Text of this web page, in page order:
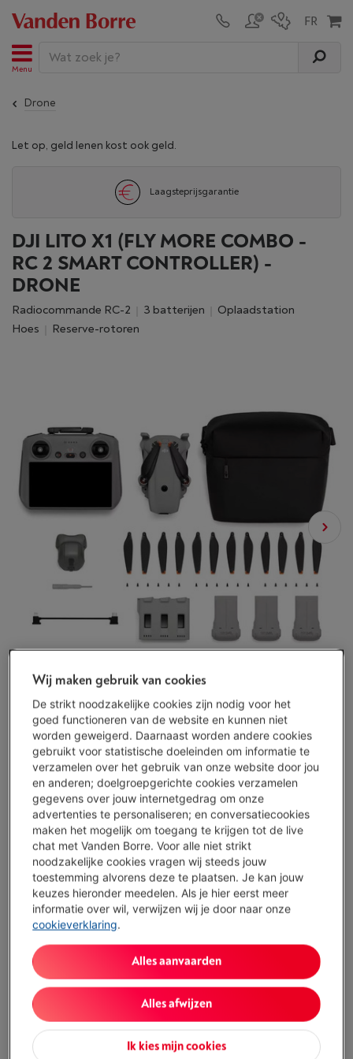
Menu
Drone
Let op, geld lenen kost ook geld.
Laagsteprijsgarantie
DJI LITO X1 (FLY MORE COMBO -
RC 2 SMART CONTROLLER) -
DRONE
Radiocommande RC-2 3 batterijen
Oplaadstation
Hoes
Reserve-rotoren
Representatief voorbeeld : KREDIETOPENING VAN ONBEPAALDE DUUR van
1.500,00 EUR aan een JAARLIJKS KOSTENPERCENTAGE van 14,5 % waarvan
0,02% maandelijkse kaartkosten van het geleende kapitaal (VARIABELE
debetrentevoet van 14,23%), en een debetrentevoet van 6,24%.
Morgen geleverd-Bekijk voorraad
€ 679,00
Of 24 betalingen van € 30,18 -
Meer info
Debetrentevoet 6,24%, Kredietkost € 45,32
Minder dan 5 in stock, bestel nu!
Koop nu
Vergelijken
Wij maken gebruik van cookies
De strikt noodzakelijke cookies zijn nodig voor het
goed functioneren van de website en kunnen niet
worden geweigerd. Daarnaast worden andere cookies
gebruikt voor statistische doeleinden om informatie te
verzamelen over het gebruik van onze website door jou
en anderen; doelgroepgerichte cookies verzamelen
gegevens over jouw internetgedrag om onze
advertenties te personaliseren; en conversatiecookies
maken het mogelijk om toegang te krijgen tot de live
chat met Vanden Borre. Voor alle niet strikt
noodzakelijke cookies vragen wij steeds jouw
toestemming alvorens deze te plaatsen. Je kan jouw
keuzes hieronder meedelen. Als je hier eerst meer
informatie over wil, verwijzen wij je door naar onze
cookieverklaring.
Ik kies mijn cookies
Alles afwijzen
Alles aanvaarden